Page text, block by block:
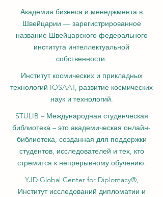
Академия бизнеса и менеджмента в
Швейцарии — зарегистрированное
название Швейцарского федерального
института интеллектуальной
собственности.
Институт космических и прикладных
технологий IOSAAT, развитие космических
наук и технологий.
STULIB – Международная студенческая
библиотека – это академическая онлайн-
библиотека, созданная для поддержки
студентов, исследователей и тех, кто
стремится к непрерывному обучению.
YJD Global Center for Diplomacy®,
Институт исследований дипломатии и